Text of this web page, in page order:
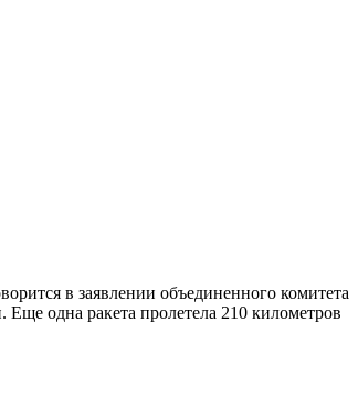
в заявлении объединенного комитета
одна ракета пролетела 210 километров